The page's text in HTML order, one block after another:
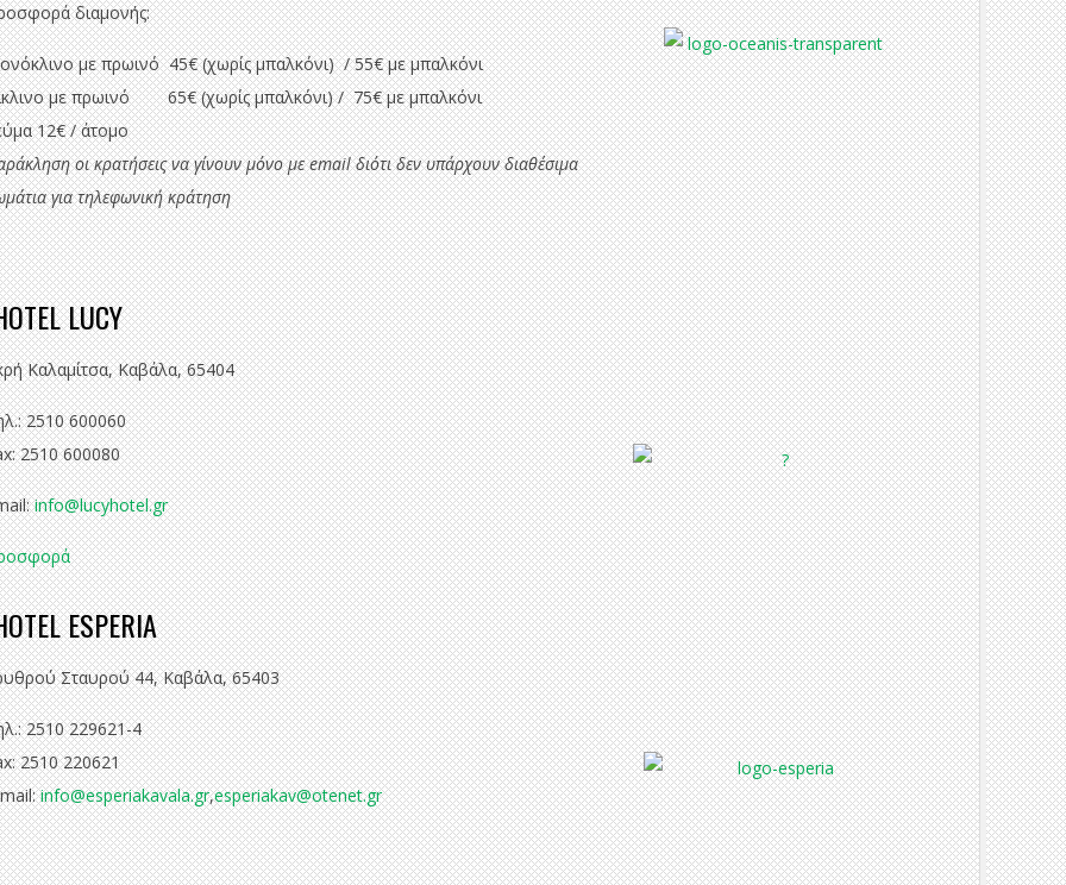
διαμονής:
με πρωινό 45€ (χωρίς μπαλκόνι) / 55€ με μπαλκόνι
με πρωινό 65€ (χωρίς μπαλκόνι) / 75€ με μπαλκόνι
12€ / άτομο
οι κρατήσεις να γίνουν μόνο με email διότι δεν υπάρχουν διαθέσιμα
για τηλεφωνική κράτηση
LUCY
Καλαμίτσα, Καβάλα, 65404
2510 600060
2510 600080
info@lucyhotel.gr
ESPERIA
Σταυρού 44, Καβάλα, 65403
2510 229621-4
2510 220621
info@esperiakavala.gr,esperiakav@otenet.gr